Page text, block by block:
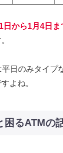
日から1月4日
平日のみタイプ
よね。
困るATMの